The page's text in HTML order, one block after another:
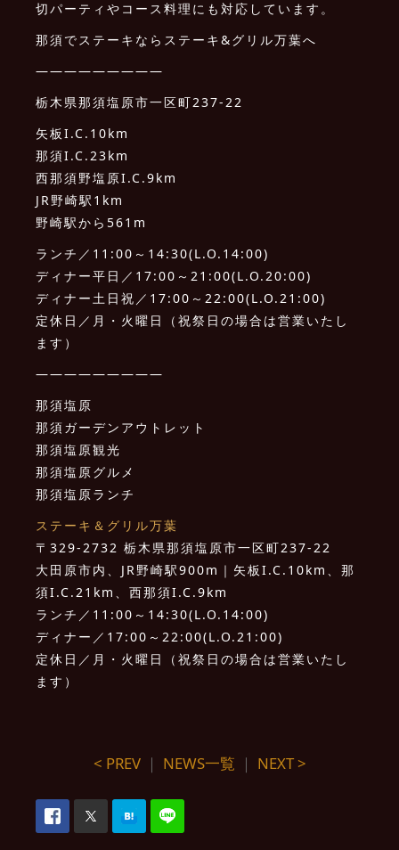
切パーティやコース料理にも対応しています。
那須でステーキならステーキ&グリル万葉へ
—————————
栃木県那須塩原市一区町237-22
矢板I.C.10km
那須I.C.23km
西那須野塩原I.C.9km
JR野崎駅1km
野崎駅から561m
ランチ／11:00～14:30(L.O.14:00)
ディナー平日／17:00～21:00(L.O.20:00)
ディナー土日祝／17:00～22:00(L.O.21:00)
定休日／月・火曜日（祝祭日の場合は営業いたし
ます）
—————————
那須塩原
那須ガーデンアウトレット
那須塩原観光
那須塩原グルメ
那須塩原ランチ
ステーキ＆グリル万葉
〒329-2732 栃木県那須塩原市一区町237-22
大田原市内、JR野崎駅900m｜矢板I.C.10km、那
須I.C.21km、西那須I.C.9km
ランチ／11:00～14:30(L.O.14:00)
ディナー／17:00～22:00(L.O.21:00)
定休日／月・火曜日（祝祭日の場合は営業いたし
ます）
< PREV｜ NEWS一覧 ｜ NEXT >